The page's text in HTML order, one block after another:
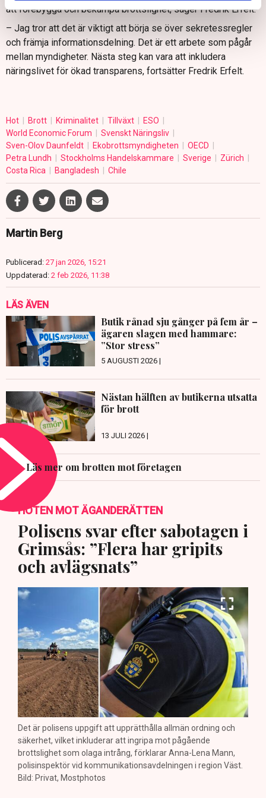
att förebygga och bekämpa brottslighet, säger Fredrik Erfelt.
– Jag tror att det är viktigt att börja se över sekretessregler
och främja informationsdelning. Det är ett arbete som pågår
mellan myndigheter. Nästa steg kan vara att inkludera
näringslivet för ökad transparens, fortsätter Fredrik Erfelt.
Hot Brott Kriminalitet Tillväxt
ESO
World Economic Forum
Svenskt Näringsliv
Sven-Olov Daunfeldt
Ekobrottsmyndigheten
OECD
Petra Lundh
Stockholms Handelskammare Sverige
Zürich
Costa Rica
Bangladesh Chile
Martin Berg
Publicerad: 27 jan 2026, 15:21
Uppdaterad: 2 feb 2026, 11:38
LÄS ÄVEN
Butik rånad sju gånger på fem år –
ägaren slagen med hammare:
”Stor stress”
5 AUGUSTI 2026 |
Nästan hälften av butikerna utsatta
för brott
13 JULI 2026 |
Läs mer om brotten mot företagen
HOTEN MOT ÄGANDERÄTTEN
Polisens svar efter sabotagen i
Grimsås: ”Flera har gripits
och avlägsnats”
Det är polisens uppgift att upprätthålla allmän ordning och
säkerhet, vilket inkluderar att ingripa mot pågående
brottslighet som olaga intrång, förklarar Anna-Lena Mann,
polisinspektör vid kommunikationsavdelningen i region Väst.
Bild: Privat, Mostphotos